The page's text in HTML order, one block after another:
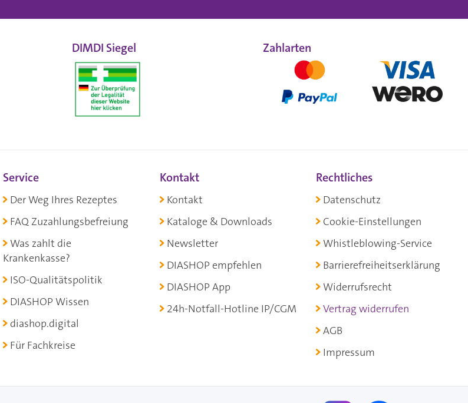
DIMDI Siegel Zahlarten
Service
Der Weg Ihres Rezeptes
FAQ Zuzahlungsbefreiung
Was zahlt die
Krankenkasse?
ISO-Qualitätspolitik
DIASHOP Wissen
diashop.digital
Für Fachkreise
Kontakt
Kontakt
Kataloge & Downloads
Newsletter
DIASHOP empfehlen
DIASHOP App
24h-Notfall-Hotline IP/CGM
Rechtliches
Datenschutz
Cookie-Einstellungen
Whistleblowing-Service
Barrierefreiheitserklärung
Widerrufsrecht
Vertrag widerrufen
AGB
Impressum